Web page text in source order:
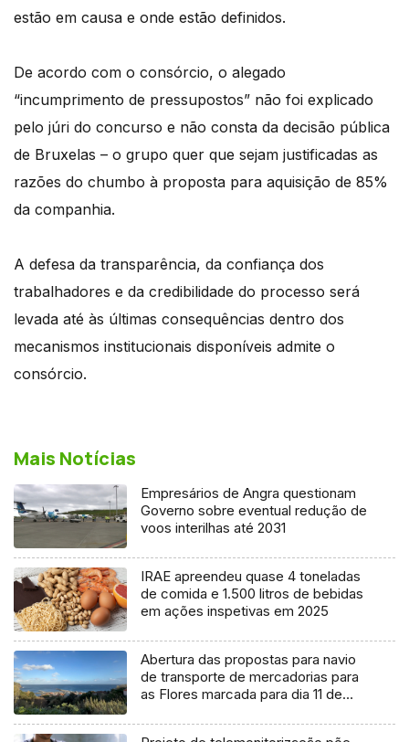
estão em causa e onde estão definidos.
De acordo com o consórcio, o alegado
“incumprimento de pressupostos” não foi explicado
pelo júri do concurso e não consta da decisão pública
de Bruxelas – o grupo quer que sejam justificadas as
razões do chumbo à proposta para aquisição de 85%
da companhia.
A defesa da transparência, da confiança dos
trabalhadores e da credibilidade do processo será
levada até às últimas consequências dentro dos
mecanismos institucionais disponíveis admite o
consórcio.
Mais Notícias
Empresários de Angra questionam
Governo sobre eventual redução de
voos interilhas até 2031
IRAE apreendeu quase 4 toneladas
de comida e 1.500 litros de bebidas
em ações inspetivas em 2025
Abertura das propostas para navio
de transporte de mercadorias para
as Flores marcada para dia 11 de